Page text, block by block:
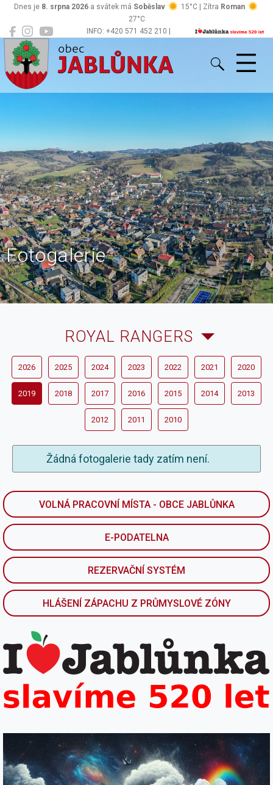
INFO: +420 571 452 210 |
Dnes je 8. srpna 2026 a svátek má Soběslav 15°C | Zítra Roman
27°C
Jablůnka
Fotogalerie
VOLNÁ PRACOVNÍ MÍSTA - OBCE JABLŮNKA
E-PODATELNA
REZERVAČNÍ SYSTÉM
HLÁŠENÍ ZÁPACHU Z PRŮMYSLOVÉ ZÓNY
ROYAL RANGERS
2026 2025 2024 2023 2022 2021 2020
2019 2018 2017 2016 2015 2014 2013
2012 2011 2010
Žádná fotogalerie tady zatím není.